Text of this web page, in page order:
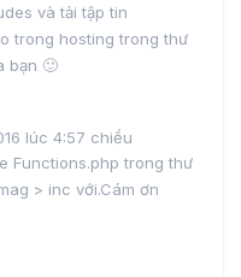
và tải tập tin
trong hosting trong thư
bạn 🙂
lúc 4:57 chiều
Functions.php trong thư
> inc với.Cám ơn